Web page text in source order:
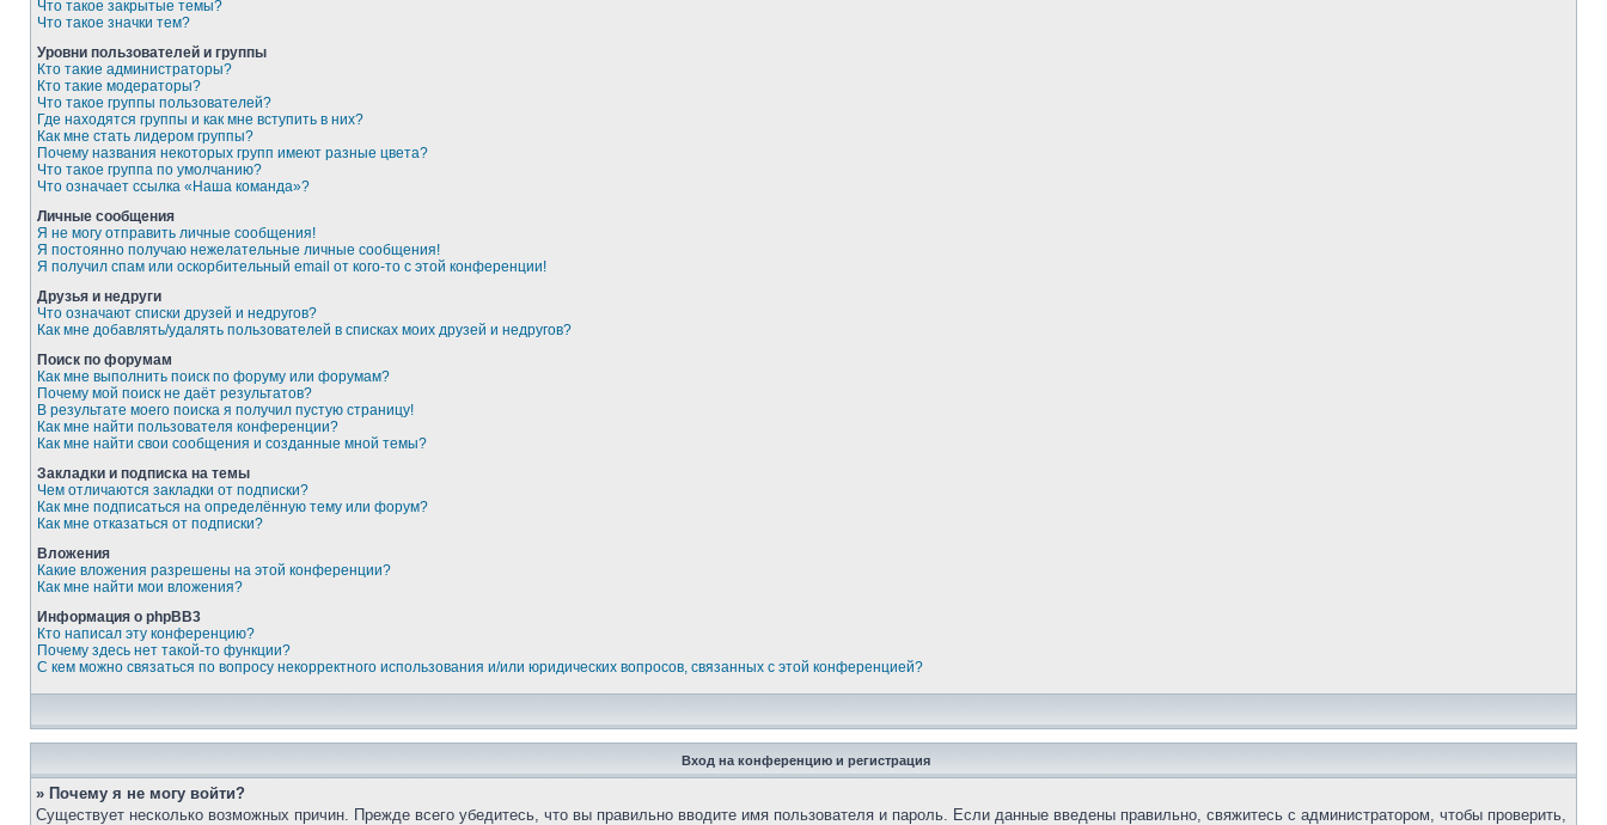
Что такое закрытые темы?
Что такое значки тем?
Уровни пользователей и группы
Кто такие администраторы?
Кто такие модераторы?
Что такое группы пользователей?
Где находятся группы и как мне вступить в них?
Как мне стать лидером группы?
Почему названия некоторых групп имеют разные цвета?
Что такое группа по умолчанию?
Что означает ссылка «Наша команда»?
Личные сообщения
Я не могу отправить личные сообщения!
Я постоянно получаю нежелательные личные сообщения!
Я получил спам или оскорбительный email от кого-то с этой конференции!
Друзья и недруги
Что означают списки друзей и недругов?
Как мне добавлять/удалять пользователей в списках моих друзей и недругов?
Поиск по форумам
Как мне выполнить поиск по форуму или форумам?
Почему мой поиск не даёт результатов?
В результате моего поиска я получил пустую страницу!
Как мне найти пользователя конференции?
Как мне найти свои сообщения и созданные мной темы?
Закладки и подписка на темы
Чем отличаются закладки от подписки?
Как мне подписаться на определённую тему или форум?
Как мне отказаться от подписки?
Вложения
Какие вложения разрешены на этой конференции?
Как мне найти мои вложения?
Информация о phpBB3
Кто написал эту конференцию?
Почему здесь нет такой-то функции?
С кем можно связаться по вопросу некорректного использования и/или юридических вопросов, связанных с этой конференцией?
Вход на конференцию и регистрация
» Почему я не могу войти?
Существует несколько возможных причин. Прежде всего убедитесь, что вы правильно вводите имя пользователя и пароль. Если данные введены правильно, свяжитесь с администратором, чтобы проверить,